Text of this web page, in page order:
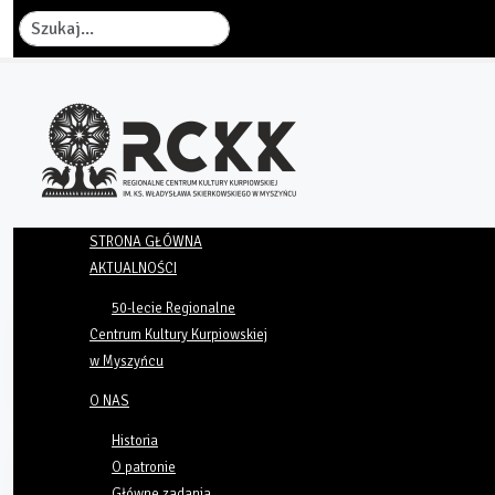
Szukaj
STRONA GŁÓWNA
AKTUALNOŚCI
50-lecie Regionalne
Centrum Kultury Kurpiowskiej
w Myszyńcu
O NAS
Historia
O patronie